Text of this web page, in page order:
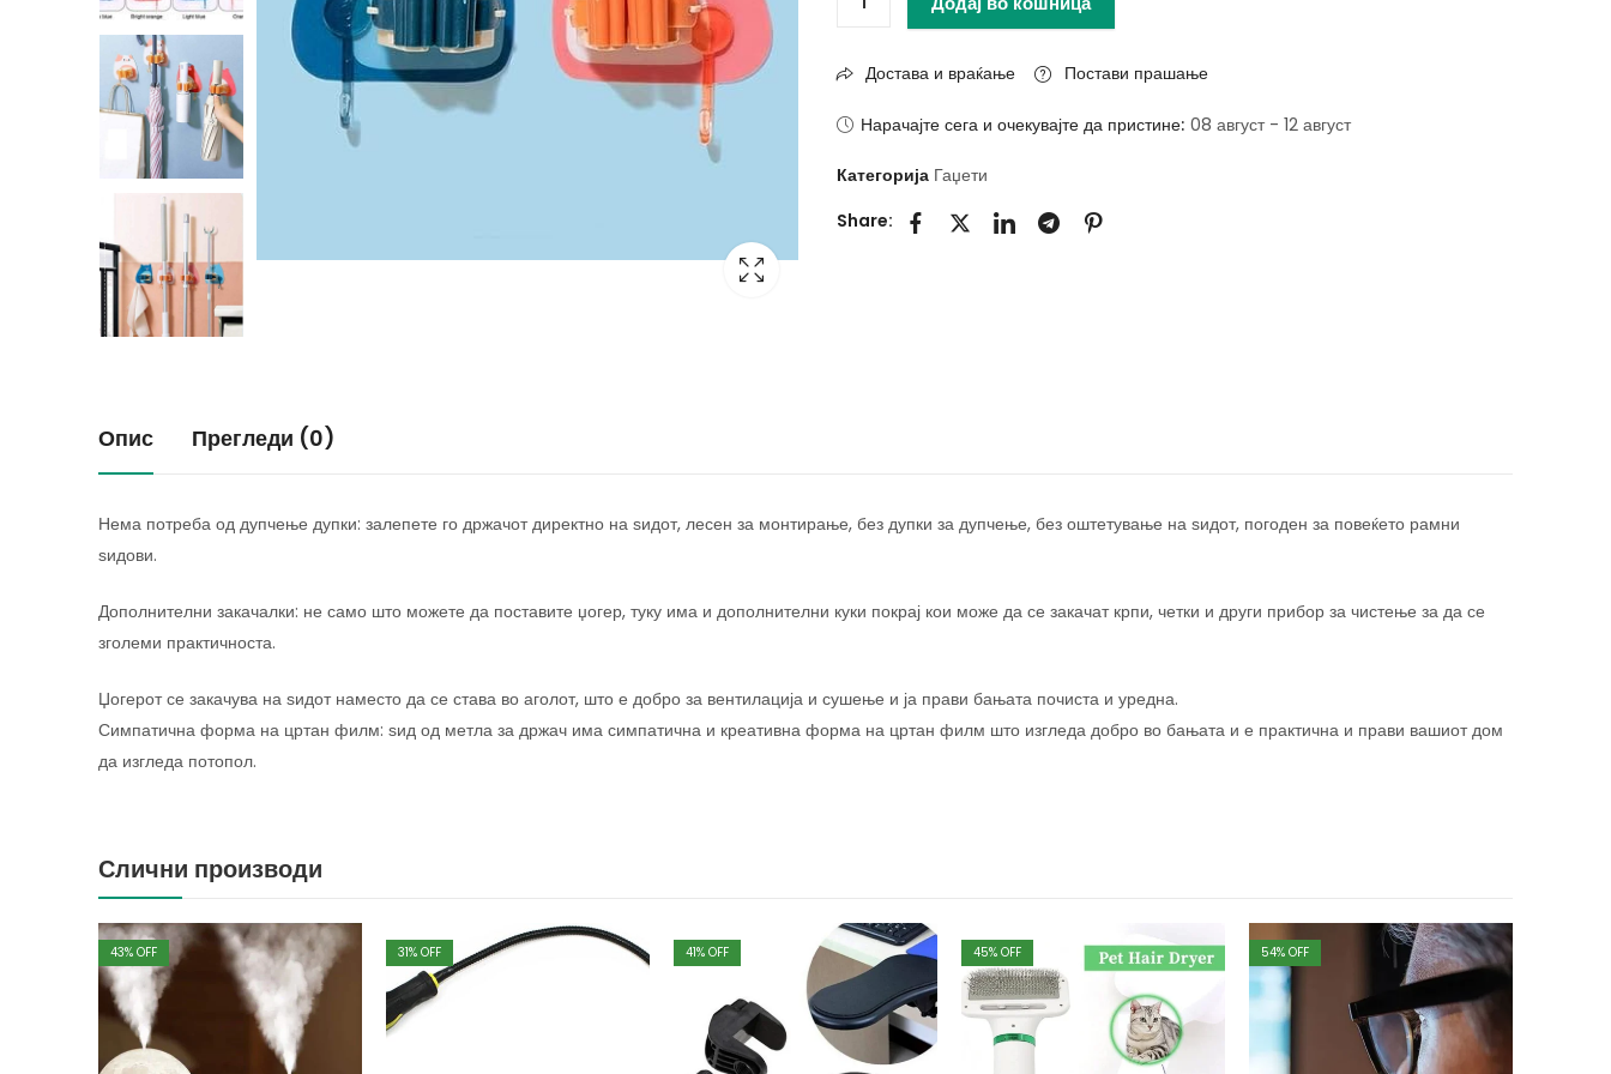
Достава и враќање Постави прашање
Нарачајте сега и очекувајте да пристине: 08 август - 12 август
Категорија Гаџети
Share:
Опис Прегледи (0)
Нема потреба од дупчење дупки: залепете го држачот директно на ѕидот, лесен за монтирање, без дупки за дупчење, без оштетување на ѕидот, погоден за повеќето рамни
ѕидови.
Дополнителни закачалки: не само што можете да поставите џогер, туку има и дополнителни куки покрај кои може да се закачат крпи, четки и други прибор за чистење за да се
зголеми практичноста.
Џогерот се закачува на ѕидот наместо да се става во аголот, што е добро за вентилација и сушење и ја прави бањата почиста и уредна.
Симпатична форма на цртан филм: ѕид од метла за држач има симпатична и креативна форма на цртан филм што изгледа добро во бањата и е практична и прави вашиот дом
да изгледа потопол.
Слични производи
43% OFF 31% OFF 41% OFF 45% OFF 54% OFF